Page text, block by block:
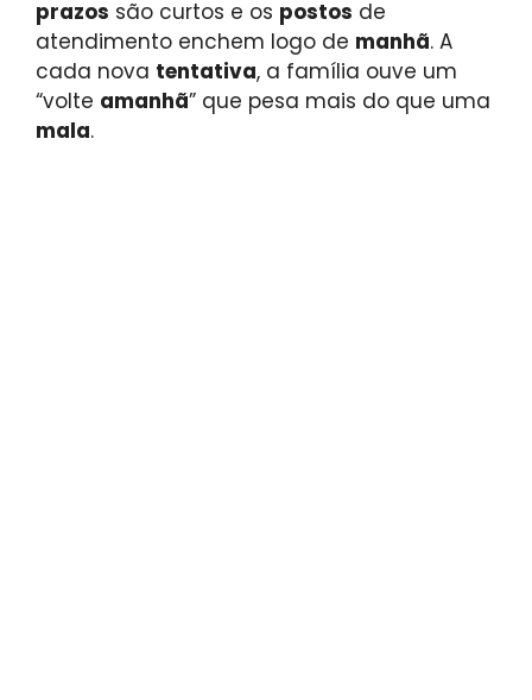
prazos são curtos e os postos de
atendimento enchem logo de manhã. A
cada nova tentativa, a família ouve um
“volte amanhã” que pesa mais do que uma
mala.